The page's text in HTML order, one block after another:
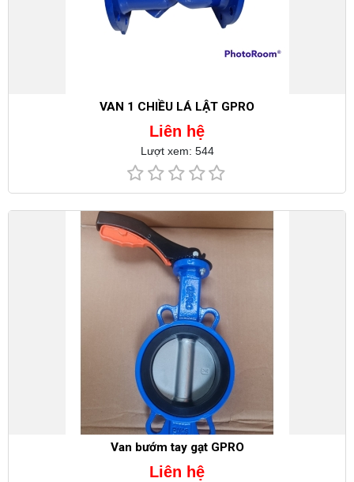
VAN 1 CHIỀU LÁ LẬT GPRO
Liên hệ
Lượt xem: 544
Van bướm tay gạt GPRO
Liên hệ